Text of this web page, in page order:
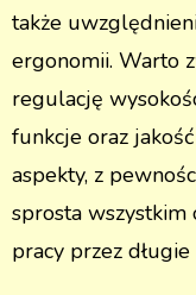
także
ergonomii. Warto
regulację
funkcje oraz
aspekty, z
sprosta
pracy przez długie